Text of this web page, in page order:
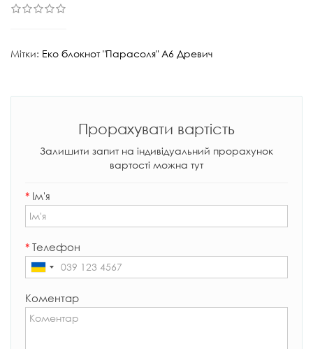
Мітки: Еко блокнот "Парасоля" А6 Древич
Прорахувати вартість
Залишити запит на індивідуальний прорахунок
вартості можна тут
* Ім'я
* Телефон
Коментар